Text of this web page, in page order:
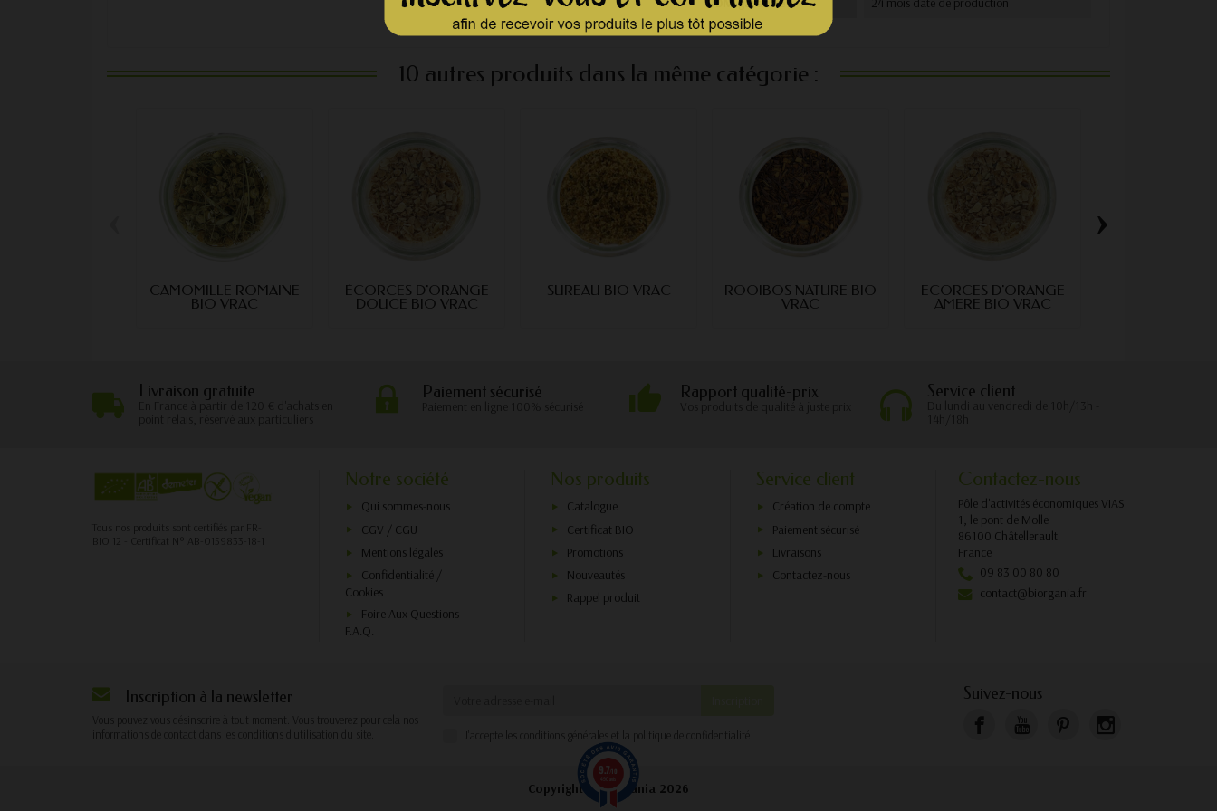
10 autres produits dans la même catégorie :
CAMOMILLE ROMAINE
BIO VRAC
ÉCORCES D'ORANGE
DOUCE BIO VRAC
SUREAU BIO VRAC
ROOIBOS NATURE BIO
VRAC
ÉCORCES D'ORANGE
AMERE BIO VRAC
›
Livraison gratuite
En France à partir de 120 € d'achats en
Paiement sécurisé Rapport qualité-prix
Vos produits de qualité à juste prix
Service client
Tous nos produits sont certifiés par FR-
BIO 12 - Certificat N° AB-0159833-18-1
Notre société
Qui sommes-nous
CGV / CGU
Mentions légales
Confidentialité /
Cookies
Foire Aux Questions -
F.A.Q.
Nos produits
Catalogue
Certificat BIO
Promotions
Nouveautés
Rappel produit
Service client
Création de compte
Paiement sécurisé
Livraisons
Contactez-nous
Contactez-nous
Pôle d'activités économiques VIAS
1, le pont de Molle
86100 Châtellerault
France
09 83 00 80 80
contact@biorgania.fr
Inscription à la newsletter
Vous pouvez vous désinscrire à tout moment. Vous trouverez pour cela nos
informations de contact dans les conditions d'utilisation du site.
J'accepte les conditions générales et la politique de confidentialité
Suivez-nous
Copyright © Biorgania 2026
9.7/10
490 avis